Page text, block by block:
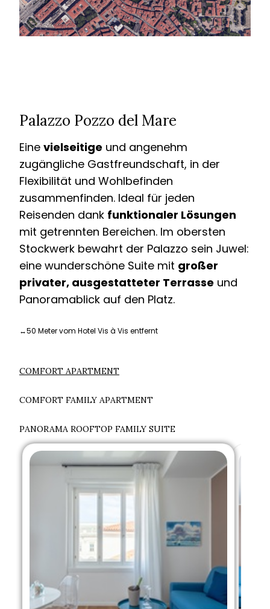
Palazzo Pozzo del Mare
Eine vielseitige und angenehm
zugängliche Gastfreundschaft, in der
Flexibilität und Wohlbefinden
zusammenfinden. Ideal für jeden
Reisenden dank funktionaler Lösungen
mit getrennten Bereichen. Im obersten
Stockwerk bewahrt der Palazzo sein Juwel:
eine wunderschöne Suite mit großer
privater, ausgestatteter Terrasse und
Panoramablick auf den Platz.
↔50 Meter vom Hotel Vis à Vis entfernt
COMFORT APARTMENT
COMFORT FAMILY APARTMENT
PANORAMA ROOFTOP FAMILY SUITE